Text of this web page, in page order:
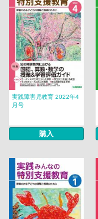
実践障害児教育 2022年4
月号
購入